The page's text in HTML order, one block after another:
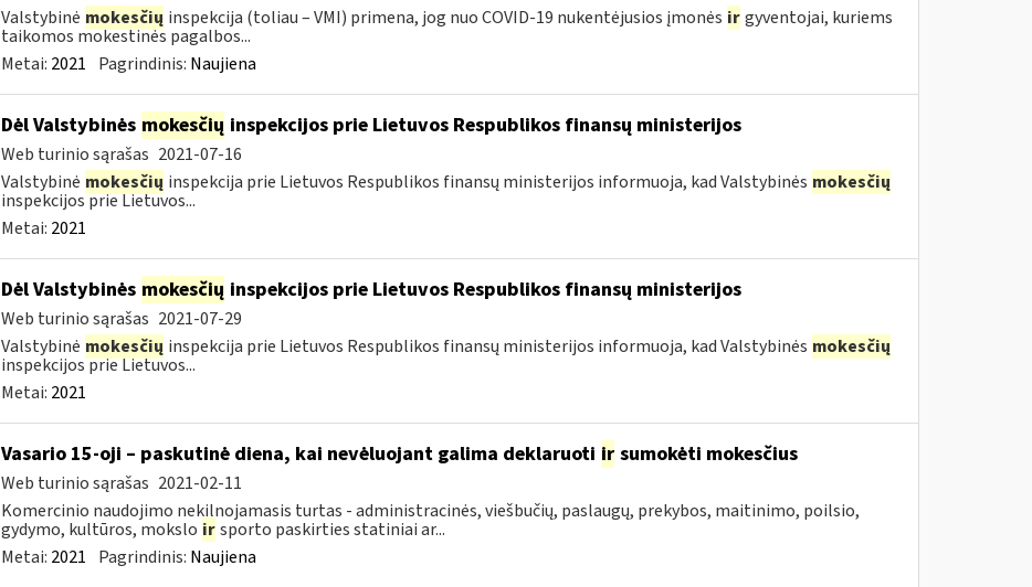
Valstybinė mokesčių inspekcija (toliau – VMI) primena, jog nuo COVID-19 nukentėjusios įmonės ir gyventojai, kuriems
taikomos mokestinės pagalbos...
Metai: 2021 Pagrindinis: Naujiena
Dėl Valstybinės mokesčių inspekcijos prie Lietuvos Respublikos finansų ministerijos
Web turinio sąrašas 2021-07-16
Valstybinė mokesčių inspekcija prie Lietuvos Respublikos finansų ministerijos informuoja, kad Valstybinės mokesčių
inspekcijos prie Lietuvos...
Metai: 2021
Dėl Valstybinės mokesčių inspekcijos prie Lietuvos Respublikos finansų ministerijos
Web turinio sąrašas 2021-07-29
Valstybinė mokesčių inspekcija prie Lietuvos Respublikos finansų ministerijos informuoja, kad Valstybinės mokesčių
inspekcijos prie Lietuvos...
Metai: 2021
Vasario 15-oji – paskutinė diena, kai nevėluojant galima deklaruoti irsumokėti mokesčius
Web turinio sąrašas 2021-02-11
Komercinio naudojimo nekilnojamasis turtas - administracinės, viešbučių, paslaugų, prekybos, maitinimo, poilsio,
gydymo, kultūros, mokslo ir sporto paskirties statiniai ar...
Metai: 2021 Pagrindinis: Naujiena